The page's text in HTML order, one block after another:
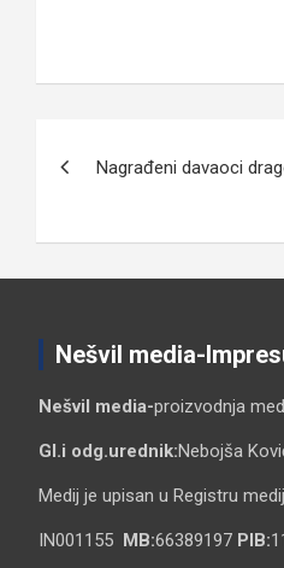
чланка
Nagrađeni davaoci
Nešvil media-
Nešvil media-proizvodnja
Gl.i odg.urednik:Nebojša
Medij je upisan u Registru
IN001155 MB:66389197 PIB: